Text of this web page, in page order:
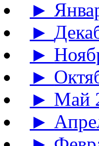
►
►
►
►
► Май
►